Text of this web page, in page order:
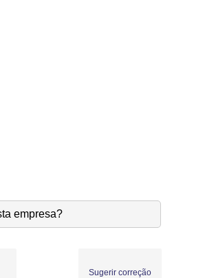
empresa?
Sugerir correção